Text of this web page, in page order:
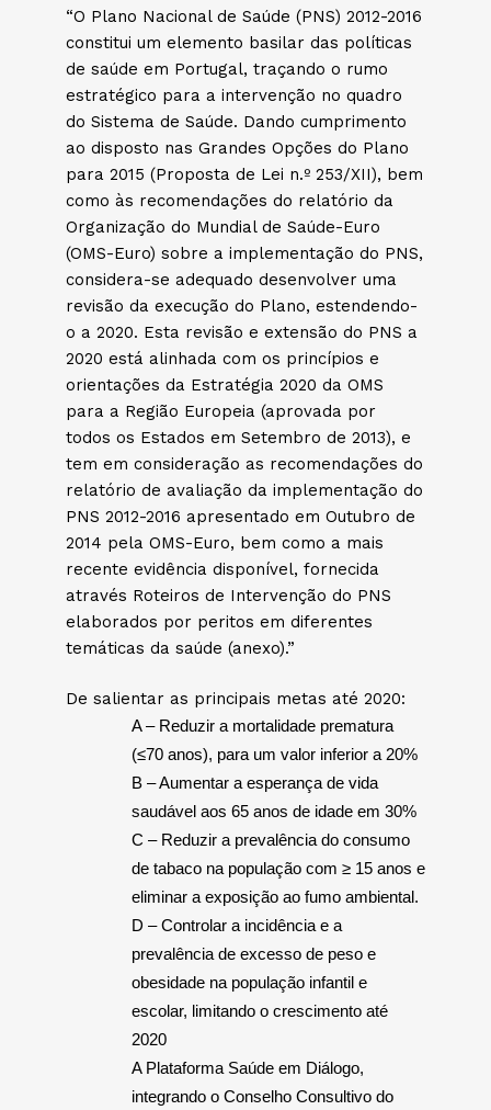
“O Plano Nacional de Saúde (PNS) 2012-2016
constitui um elemento basilar das políticas
de saúde em Portugal, traçando o rumo
estratégico para a intervenção no quadro
do Sistema de Saúde. Dando cumprimento
ao disposto nas Grandes Opções do Plano
para 2015 (Proposta de Lei n.º 253/XII), bem
como às recomendações do relatório da
Organização do Mundial de Saúde-Euro
(OMS-Euro) sobre a implementação do PNS,
considera-se adequado desenvolver uma
revisão da execução do Plano, estendendo-
o a 2020. Esta revisão e extensão do PNS a
2020 está alinhada com os princípios e
orientações da Estratégia 2020 da OMS
para a Região Europeia (aprovada por
todos os Estados em Setembro de 2013), e
tem em consideração as recomendações do
relatório de avaliação da implementação do
PNS 2012-2016 apresentado em Outubro de
2014 pela OMS-Euro, bem como a mais
recente evidência disponível, fornecida
através Roteiros de Intervenção do PNS
elaborados por peritos em diferentes
temáticas da saúde (anexo).”
De salientar as principais metas até 2020:
A – Reduzir a mortalidade prematura
(≤70 anos), para um valor inferior a 20%
B – Aumentar a esperança de vida
saudável aos 65 anos de idade em 30%
C – Reduzir a prevalência do consumo
de tabaco na população com ≥ 15 anos e
eliminar a exposição ao fumo ambiental.
D – Controlar a incidência e a
prevalência de excesso de peso e
obesidade na população infantil e
escolar, limitando o crescimento até
2020
A Plataforma Saúde em Diálogo,
integrando o Conselho Consultivo do